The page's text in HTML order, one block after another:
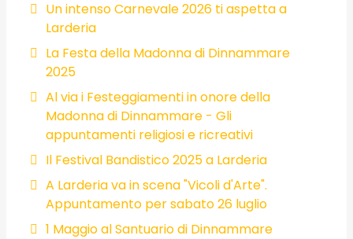
Un intenso Carnevale 2026 ti aspetta a
Larderia
La Festa della Madonna di Dinnammare
2025
Al via i Festeggiamenti in onore della
Madonna di Dinnammare - Gli
appuntamenti religiosi e ricreativi
Il Festival Bandistico 2025 a Larderia
A Larderia va in scena "Vicoli d'Arte".
Appuntamento per sabato 26 luglio
1 Maggio al Santuario di Dinnammare